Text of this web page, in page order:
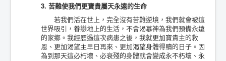
3. 苦難使我們更寶貴屬天永遠的生命
若我們活在世上，完全沒有苦難逆境，我們就會被這
世界吸引，眷戀地上的生活，不會渴慕神為我們預備永遠
的家鄉。我經歷過這次病患之後，我就更加寶貴主的救
恩、更加渴望主早日再來、更加渴望身體得贖的日子。因
為到那天這必朽壞、必衰殘的身體就會變成永不朽壞、永